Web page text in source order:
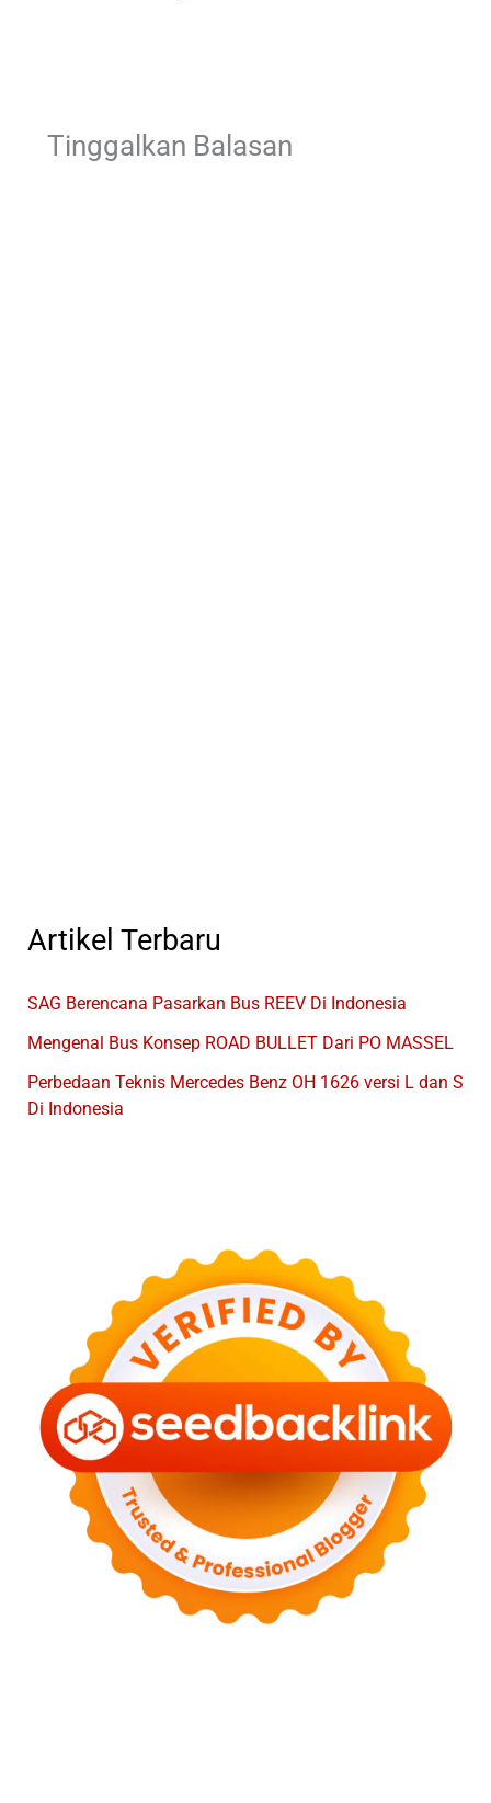
Tinggalkan Balasan
Artikel Terbaru
SAG Berencana Pasarkan Bus REEV Di Indonesia
Mengenal Bus Konsep ROAD BULLET Dari PO MASSEL
Perbedaan Teknis Mercedes Benz OH 1626 versi L dan S
Di Indonesia